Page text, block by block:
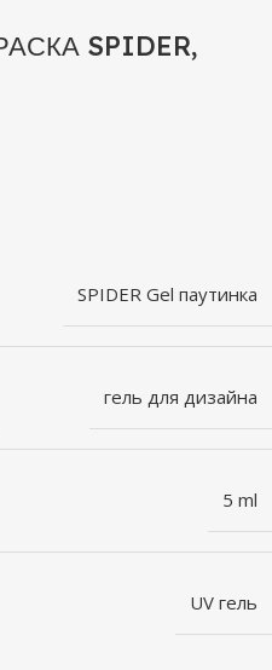
SPIDER,
SPIDER Gel паутинка
гель для дизайна
5 ml
UV гель